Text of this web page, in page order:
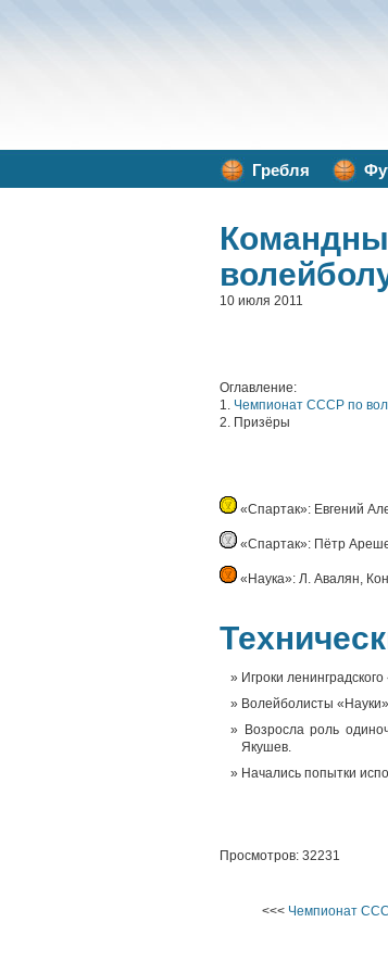
Гребля
10 июля 2011
Оглавление:
1. Чемпионат СССР по
2. Призёры
«Спартак»: Евгений
«Спартак»: Пётр
«Наука»: Л. Авалян,
Игроки
Волейболисты
Возросла роль
Якушев.
Начались попытки
Просмотров: 32231
<<< Чемпионат